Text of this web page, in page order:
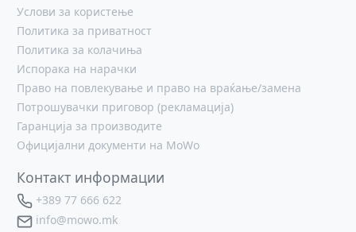
Услови за користење
Политика за приватност
Политика за колачиња
Испорака на нарачки
Право на повлекување и право на враќање/замена
Потрошувачки приговор (рекламација)
Гаранција за производите
Официјални документи на MoWo
Контакт информации
+389 77 666 622
info@mowo.mk